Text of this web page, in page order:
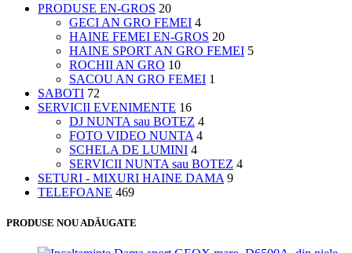
PRODUSE EN-GROS 20
GECI AN GRO FEMEI 4
HAINE FEMEI EN-GROS 20
HAINE SPORT AN GRO FEMEI 5
ROCHII AN GRO 10
SACOU AN GRO FEMEI 1
SABOTI 72
SERVICII EVENIMENTE 16
DJ NUNTA sau BOTEZ 4
FOTO VIDEO NUNTA 4
SCHELA DE LUMINI 4
SERVICII NUNTA sau BOTEZ 4
SETURI - MIXURI HAINE DAMA 9
TELEFOANE 469
PRODUSE NOU ADĂUGATE